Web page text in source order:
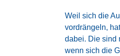
Weil sich die
vordrängeln,
dabei. Die sind
wenn sich die